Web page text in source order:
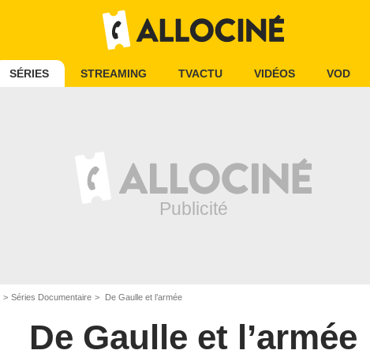
SÉRIES STREAMING TVACTU VIDÉOS VOD
Séries Documentaire De Gaulle et l’armée
De Gaulle et l’armée